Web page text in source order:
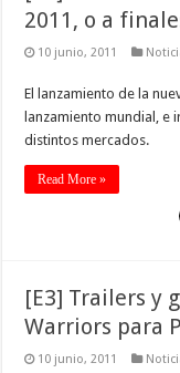
2011, o a
10 junio, 2011
El lanzamiento de la
lanzamiento mundial,
distintos mercados.
Read More »
[E3] Trailers y
Warriors para
10 junio, 2011